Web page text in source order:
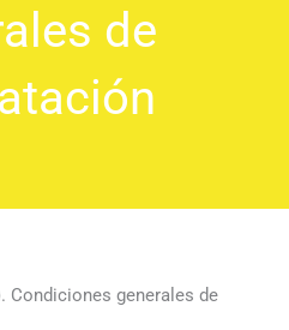
de
Condiciones generales de